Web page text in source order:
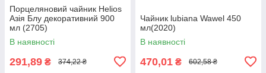
Порцеляновий чайник Helios
Азія Блу декоративний 900
мл (2705)
В наявності
291,89 ₴ 374,22 ₴
Чайник lubiana Wawel 450
мл(2020)
В наявності
470,01 ₴ 602,58 ₴